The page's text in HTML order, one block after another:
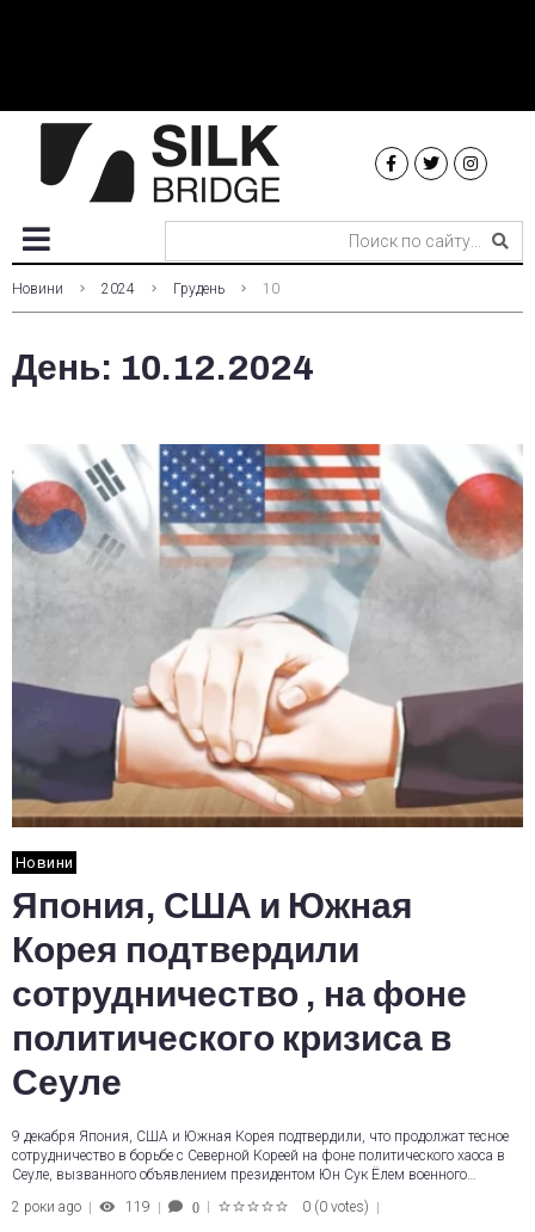
Новини 2024 Грудень 10
День: 10.12.2024
Новини
Япония, США и Южная
Корея подтвердили
сотрудничество , на фоне
политического кризиса в
Сеуле
9 декабря Япония, США и Южная Корея подтвердили, что продолжат тесное
сотрудничество в борьбе с Северной Кореей на фоне политического хаоса в
Сеуле, вызванного объявлением президентом Юн Сук Ёлем военного…
2 роки ago
119 0 0 (0 votes)